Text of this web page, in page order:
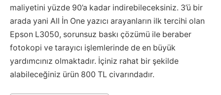
maliyetini yüzde 90’a kadar indirebileceksiniz. 3’ü bir
arada yani All İn One yazıcı arayanların ilk tercihi olan
Epson L3050, sorunsuz baskı çözümü ile beraber
fotokopi ve tarayıcı işlemlerinde de en büyük
yardımcınız olmaktadır. İçiniz rahat bir şekilde
alabileceğiniz ürün 800 TL civarındadır.